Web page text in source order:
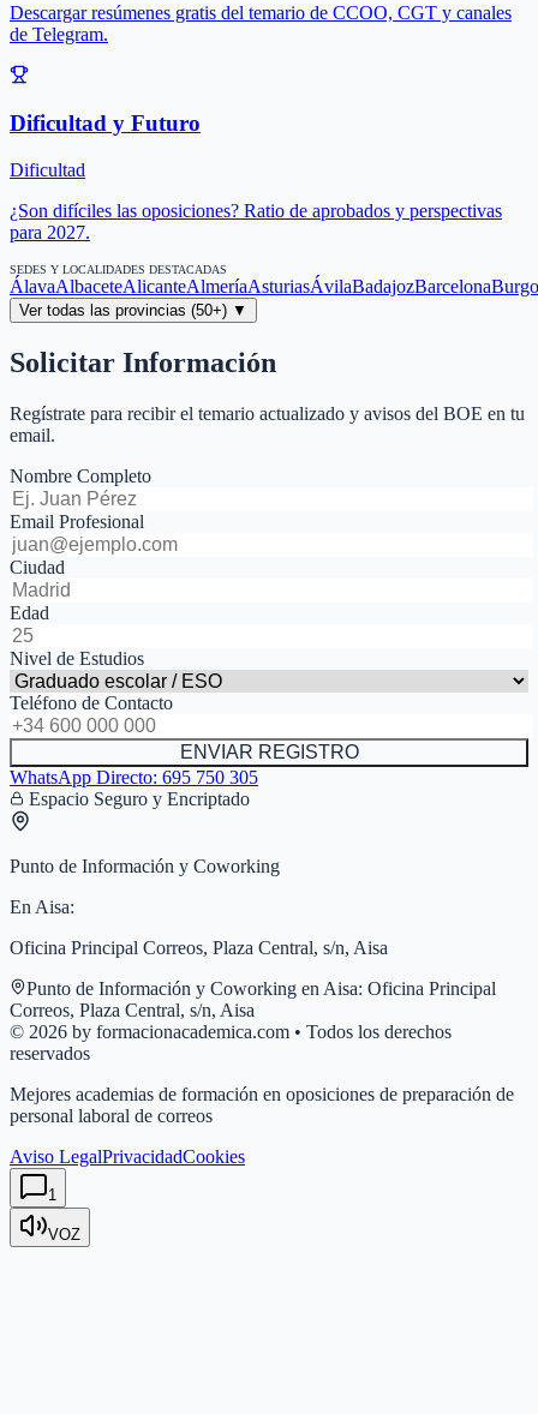
Descargar resúmenes gratis del temario de CCOO, CGT y canales
de Telegram.
Dificultad y Futuro
Dificultad
¿Son difíciles las oposiciones? Ratio de aprobados y perspectivas
para 2027.
SEDES Y LOCALIDADES DESTACADAS
ÁlavaAlbaceteAlicanteAlmeríaAsturiasÁvilaBadajozBarcelona
Ver todas las provincias (50+) ▼
Solicitar Información
Regístrate para recibir el temario actualizado y avisos del BOE en tu
email.
Nombre Completo
Email Profesional
Ciudad
Edad
Nivel de Estudios
Teléfono de Contacto
ENVIAR REGISTRO
WhatsApp Directo: 695 750 305
Espacio Seguro y Encriptado
Punto de Información y Coworking
En Aisa:
Oficina Principal Correos, Plaza Central, s/n, Aisa
Punto de Información y Coworking en Aisa: Oficina Principal
Correos, Plaza Central, s/n, Aisa
© 2026 by formacionacademica.com • Todos los derechos
reservados
Mejores academias de formación en oposiciones de preparación de
personal laboral de correos
Aviso LegalPrivacidadCookies
1
VOZ